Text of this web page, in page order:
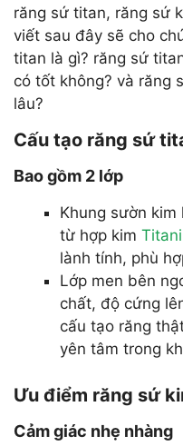
răng sứ titan, răng sứ
viết sau đây sẽ cho
titan là gì? răng sứ
có tốt không? và răng
lâu?
Cấu tạo răng sứ
Bao gồm 2 lớp
Khung sườn
từ hợp kim
lành tính, phù
Lớp men bên
chất, độ cứng
cấu tạo răng
yên tâm trong
Ưu điểm răng sứ
Cảm giác nhẹ nhàng